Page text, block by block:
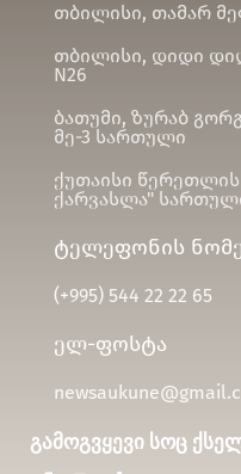
თბილისი, თამარ
თბილისი, დიდი
N26
ბათუმი, ზურაბ
მე-3 სართული
ქუთაისი
ქარვასლა"
ტელეფონის
(+995)544 22 22 65
ელ-ფოსტა
გამოგვყევი სოც